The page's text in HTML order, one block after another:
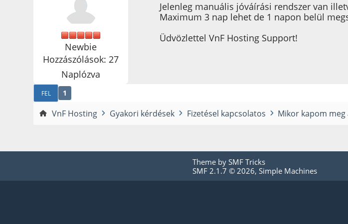
Newbie
Hozzászólások: 27
Naplózva
Jelenleg manuális jóváírási rendszer van
Maximum 3 nap lehet de 1 napon belül
Üdvözlettel VnF Hosting Support!
FEL 1
VnF Hosting Gyakori kérdések Fizetésel kapcsolatos Mikor kapom meg
Theme by SMF Tricks
SMF 2.1.7 © 2026, Simple Machines